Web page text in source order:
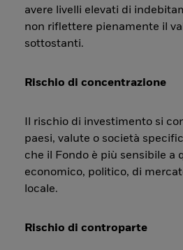
avere livelli elevati di
non riflettere pienamente il
sottostanti.
Rischio di concentrazione
Il rischio di investimento si
paesi, valute o società
che il Fondo è più sensibile a
economico, politico, di
locale.
Rischio di controparte